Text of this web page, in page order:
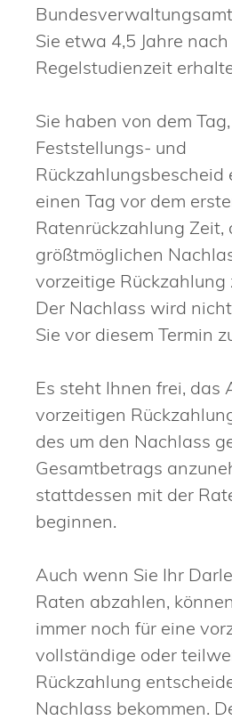
Sie etwa 4,5 Jahre
Regelstudienzeit
Sie haben von dem
Feststellungs- und
Rückzahlungsbescheid
einen Tag vor dem
Ratenrückzahlung Zeit,
größtmöglichen
vorzeitige Rückzahlung
Der Nachlass wird
Sie vor diesem Termin
Es steht Ihnen frei, das
vorzeitigen
des um den Nachlass
Gesamtbetrags
stattdessen mit der
beginnen.
Auch wenn Sie Ihr
Raten abzahlen,
immer noch für eine
vollständige oder
Rückzahlung
Nachlass bekommen.